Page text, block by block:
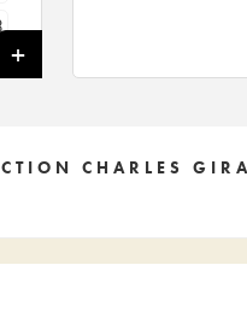
CHARLES